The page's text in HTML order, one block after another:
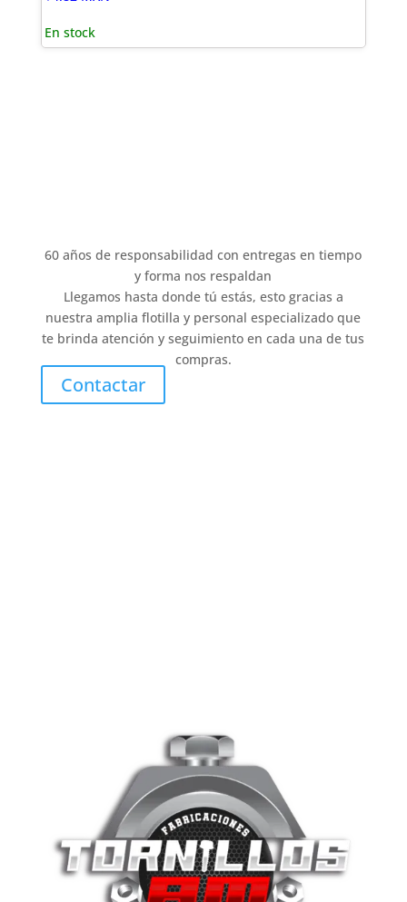
En stock
60 años de responsabilidad con entregas en tiempo
y forma nos respaldan
Llegamos hasta donde tú estás, esto gracias a
nuestra amplia flotilla y personal especializado que
te brinda atención y seguimiento en cada una de tus
compras.
Contactar